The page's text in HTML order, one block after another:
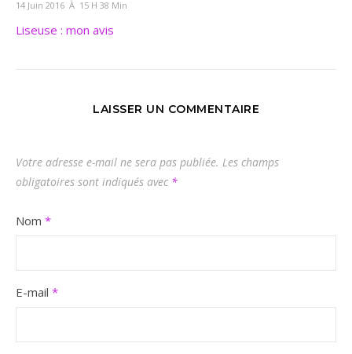
14 Juin 2016 À 15 H 38 Min
Liseuse : mon avis
LAISSER UN COMMENTAIRE
Votre adresse e-mail ne sera pas publiée. Les champs
obligatoires sont indiqués avec *
Nom *
E-mail *